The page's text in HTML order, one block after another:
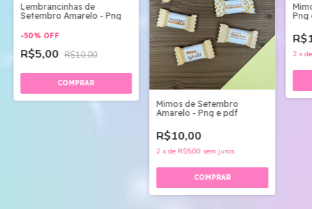
Lembrancinhas de
Setembro Amarelo - Png
-50% OFF
R$5,00 R$10,00
Mimos de Setembro
Amarelo - Png e pdf
R$10,00
2 xde R$5,00 sem juros
Png
2 x